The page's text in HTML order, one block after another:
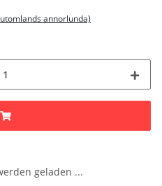
annorlunda)
geladen ...